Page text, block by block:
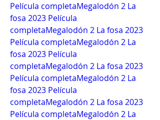
Película completaMegalodón 2 La
fosa 2023 Película
completaMegalodón 2 La fosa 2023
Película completaMegalodón 2 La
fosa 2023 Película
completaMegalodón 2 La fosa 2023
Película completaMegalodón 2 La
fosa 2023 Película
completaMegalodón 2 La fosa 2023
Película completaMegalodón 2 La